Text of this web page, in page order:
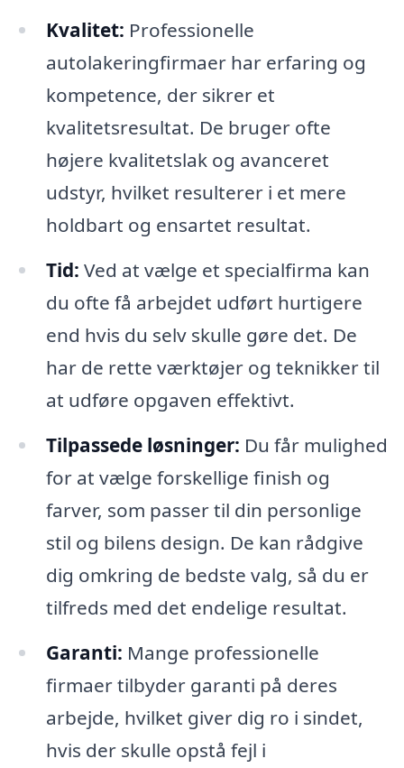
Kvalitet: Professionelle
autolakeringfirmaer har erfaring og
kompetence, der sikrer et
kvalitetsresultat. De bruger ofte
højere kvalitetslak og avanceret
udstyr, hvilket resulterer i et mere
holdbart og ensartet resultat.
Tid: Ved at vælge et specialfirma kan
du ofte få arbejdet udført hurtigere
end hvis du selv skulle gøre det. De
har de rette værktøjer og teknikker til
at udføre opgaven effektivt.
Tilpassede løsninger: Du får mulighed
for at vælge forskellige finish og
farver, som passer til din personlige
stil og bilens design. De kan rådgive
dig omkring de bedste valg, så du er
tilfreds med det endelige resultat.
Garanti: Mange professionelle
firmaer tilbyder garanti på deres
arbejde, hvilket giver dig ro i sindet,
hvis der skulle opstå fejl i